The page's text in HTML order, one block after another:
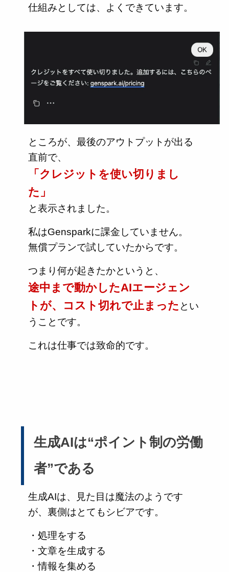
仕組みとしては、よくできています。
ところが、最後のアウトプットが出る
直前で、
「クレジットを使い切りまし
た」
と表示されました。
私はGensparkに課金していません。
無償プランで試していたからです。
つまり何が起きたかというと、
途中まで動かしたAIエージェン
トが、コスト切れで止まった とい
うことです。
これは仕事では致命的です。
生成AIは“ポイント制の労働
者”である
生成AIは、見た目は魔法のようです
が、裏側はとてもシビアです。
・処理をする
・文章を生成する
・情報を集める